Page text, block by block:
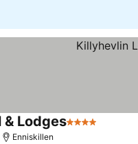
Lodges4 Αστέρια
Enniskillen